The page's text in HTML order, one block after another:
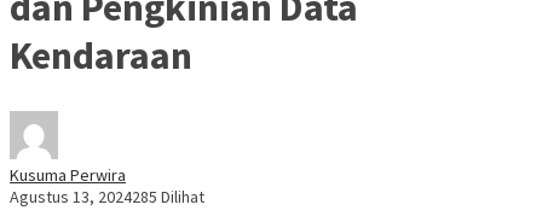
Kendaraan
Kusuma Perwira
Agustus 13, 2024285 Dilihat